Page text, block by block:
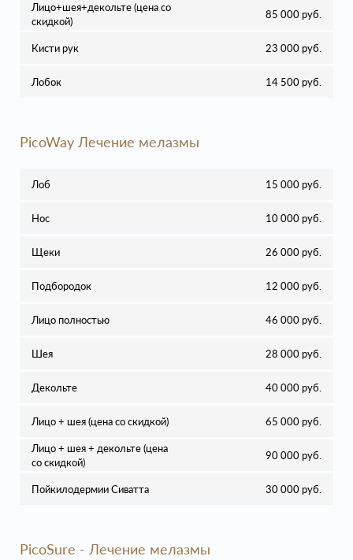
Лицо+шея+декольте (цена со
скидкой)
85 000 руб.
Кисти рук 23 000 руб.
Лобок 14 500 руб.
PicoWay Лечение мелазмы
Лоб 15 000 руб.
Нос 10 000 руб.
Щеки 26 000 руб.
Подбородок 12 000 руб.
Лицо полностью 46 000 руб.
Шея 28 000 руб.
Декольте 40 000 руб.
Лицо + шея (цена со скидкой) 65 000 руб.
Лицо + шея + декольте (цена
со скидкой)
90 000 руб.
Пойкилодермии Сиватта 30 000 руб.
PicoSure - Лечение мелазмы